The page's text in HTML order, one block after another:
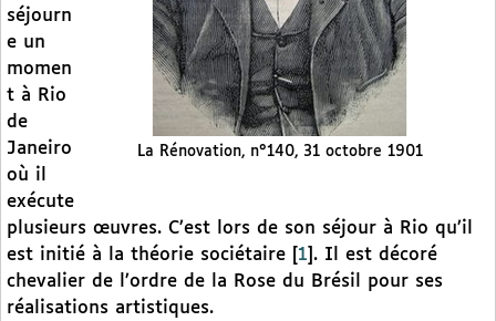
La Rénovation, n°140, 31 octobre 1901
séjourn
e un
momen
t à Rio
de
Janeiro
où il
exécute
plusieurs œuvres. C’est lors de son séjour à Rio qu’il
est initié à la théorie sociétaire
1 . Il est décoré
chevalier de l’ordre de la Rose du Brésil pour ses
réalisations artistiques.